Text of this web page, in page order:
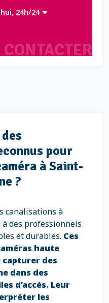
24h/24
pour
à Saint-
?
canalisations à
des professionnels
et durables. Ces
haute
capturer des
dans des
d’accès. Leur
les